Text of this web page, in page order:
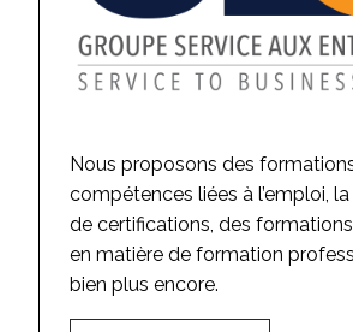
Nous proposons des
compétences liées à l’emploi,
de certifications, des
en matière de formation
bien plus encore.